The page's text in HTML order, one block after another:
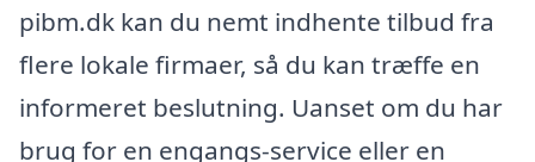
pibm.dk kan du nemt indhente tilbud fra
flere lokale firmaer, så du kan træffe en
informeret beslutning. Uanset om du har
brug for en engangs-service eller en